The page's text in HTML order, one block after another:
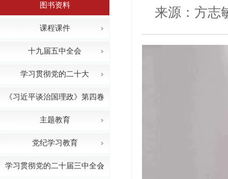
图书资料
课程课件
十九届五中全会
学习贯彻党的二十大
《习近平谈治国理政》第四卷
主题教育
党纪学习教育
学习贯彻党的二十届三中全会
来源：方志